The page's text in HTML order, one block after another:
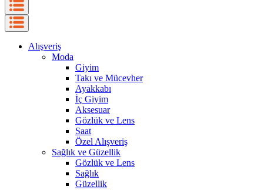
Alışveriş
Moda
Giyim
Takı ve Mücevher
Ayakkabı
İç Giyim
Aksesuar
Gözlük ve Lens
Saat
Özel Alışveriş
Sağlık ve Güzellik
Gözlük ve Lens
Sağlık
Güzellik